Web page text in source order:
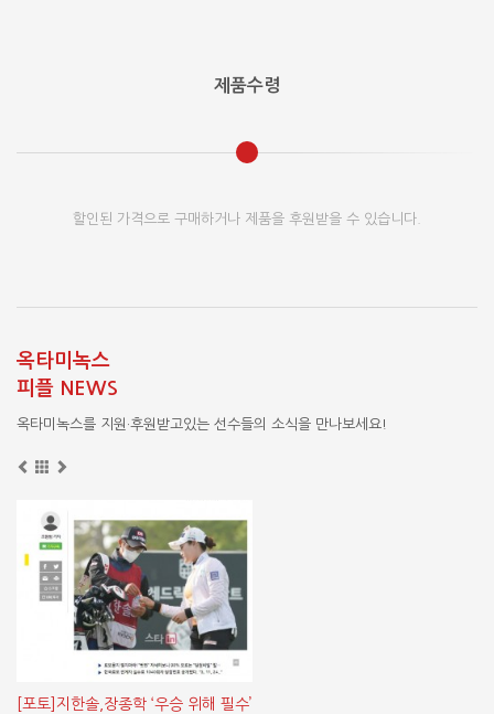
제품수령
할인된 가격으로 구매하거나 제품을 후원받을 수 있습니다.
옥타미녹스
피플 NEWS
옥타미녹스를 지원·후원받고있는 선수들의 소식을 만나보세요!
[포토]지한솔,장종학 ‘우승 위해 필수’